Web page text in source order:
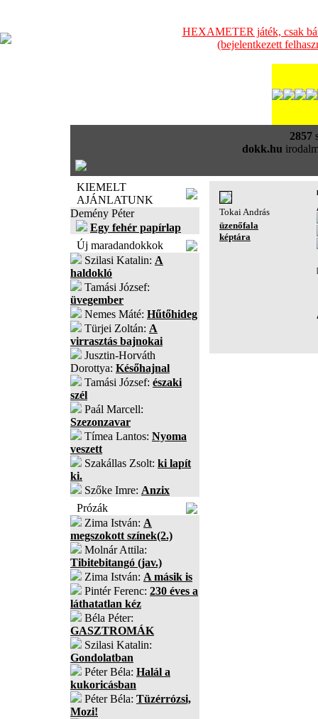
HEXAMETER játék, csak
(bejelentkezett
2857
dokk.hu
KIEMELT
AJÁNLATUNK
Demény Péter
Egy fehér papírlap
Új maradandokkok
Szilasi Katalin: A
haldokló
Tamási József:
üvegember
Nemes Máté: Hűtőhideg
Türjei Zoltán: A
virrasztás bajnokai
Jusztin-Horváth
Dorottya: Későhajnal
Tamási József: északi
szél
Paál Marcell:
Szezonzavar
Tímea Lantos: Nyoma
veszett
Szakállas Zsolt: ki lapít
ki.
Szőke Imre: Anzix
Prózák
Zima István: A
megszokott színek(2.)
Molnár Attila:
Tibitebitangó (jav.)
Zima István: A másik is
Pintér Ferenc: 230 éves a
láthatatlan kéz
Béla Péter:
GASZTROMÁK
Szilasi Katalin:
Gondolatban
Péter Béla: Halál a
kukoricásban
Péter Béla: Tüzérrózsi,
Mozi!
Tokai András
üzenőfala
képtára